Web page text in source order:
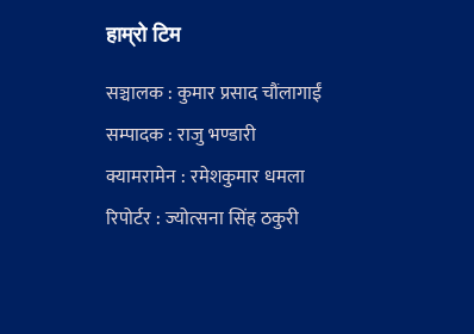
हाम्रो टिम
सञ्चालक : कुमार प्रसाद चौंलागाईं
सम्पादक : राजु भण्डारी
क्यामरामेन : रमेशकुमार धमला
रिपोर्टर : ज्योत्सना सिंह ठकुरी